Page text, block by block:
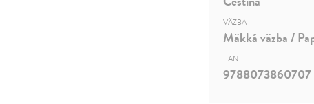
VÄZBA
Mäkká väzba /
EAN
9788073860707